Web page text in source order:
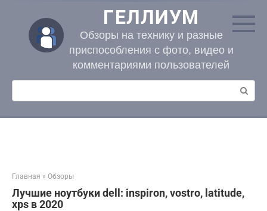
контенту
ГЕЛЛИУМ
Обзоры на технику и разные
приспособления с фото, видео и
комментариями пользователей
Поиск:
Главная » Обзоры
Лучшие ноутбуки dell: inspiron, vostro, latitude,
xps в 2020